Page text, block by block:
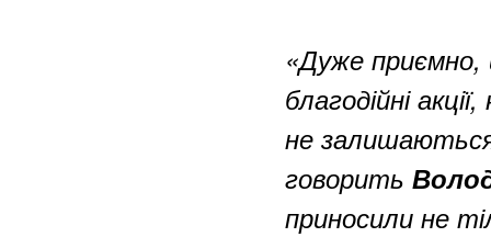
«Дуже приємно,
благодійні
не
говорить
приносили не